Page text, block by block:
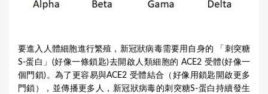
要進入人體細胞進行繁殖，新冠狀病毒需要用自身的 「刺突糖
S-蛋白」(好像一條鎖匙)去開啟人類細胞的 ACE2 受體(好像一
個門鎖)。為了更容易與ACE2 受體結合（好像用鎖匙開啟更多
門鎖），並傳播更多人，新冠狀病毒的刺突糖S-蛋白持續發生